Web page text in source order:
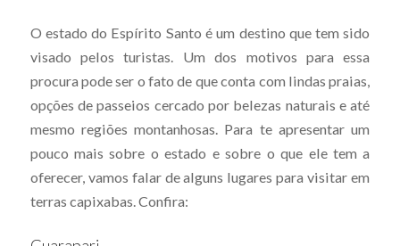
O estado do Espírito Santo é um destino que tem sido
visado pelos turistas. Um dos motivos para essa
procura pode ser o fato de que conta com lindas praias,
opções de passeios cercado por belezas naturais e até
mesmo regiões montanhosas. Para te apresentar um
pouco mais sobre o estado e sobre o que ele tem a
oferecer, vamos falar de alguns lugares para visitar em
terras capixabas. Confira: